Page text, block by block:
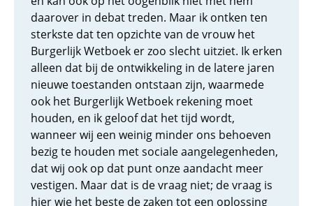
daarover in debat treden. Maar ik ontken ten
sterkste dat ten opzichte van de vrouw het
Burgerlijk Wetboek er zoo slecht uitziet. Ik erken
alleen dat bij de ontwikkeling in de latere jaren
nieuwe toestanden ontstaan zijn, waarmede
ook het Burgerlijk Wetboek rekening moet
houden, en ik geloof dat het tijd wordt,
wanneer wij een weinig minder ons behoeven
bezig te houden met sociale aangelegenheden,
dat wij ook op dat punt onze aandacht meer
vestigen. Maar dat is de vraag niet; de vraag is
hier wie het beste de zaken tot een oplossing